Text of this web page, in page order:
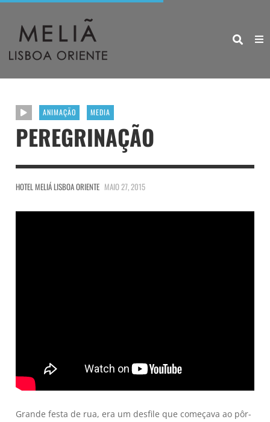
ANIMAÇÃO MEDIA
PEREGRINAÇÃO
HOTEL MELIÁ LISBOA ORIENTE MAIO 27, 2015
Grande festa de rua, era um desfile que começava ao pôr-